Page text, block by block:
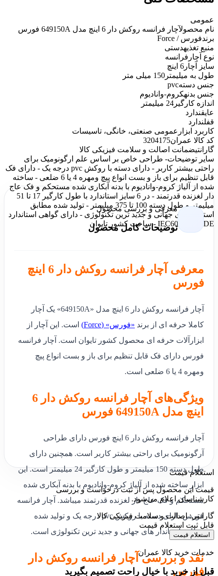
عمومی
نام محصولآچار فرانسه روکش دار 6 اینچ مدل 649150A فورس
برندفورس / Force
منبع تغذیهدستی
نوع آچار فرانسه
سایز آچار 6 اینچ
طول به میلیمتر 150 میلی متر
جنس دستهpvc
جنس بدنهکروم-وانادیوم
اندازه کارگیر 24 میلیمتر
عایقندارد
قفلندارد
کاربرد ابزار عمومی صنعتی، خانگی، تاسیسات
کد کالا عمران3204175
گارانتیضمانت اصالت و سلامت فیزیکی کالا
سایر توضیحات- طراحی خاص بر اساس علم ارگونومیک برای
راحتی بیشتر کاربر - دارای دسته با روکش pvc درجه یک - دارای فک
قابل تنظیم برای باز و بست انواع پیچ ومهره 4 یا 6 ضلعی - ساخته
شده از آلیاژ کروم-وانادیوم با بدنه آبکاری شده مستحکم و فک عاج
دار لغزنده قدرتمند - در 6 سایز استاندارد با طول کارگیر 17 تا 51
میلیمتر و طول دسته 100 تا 375 میلیمتر - تولید شده مطابق
استاندار های جهانی و جدید ترین تکنولوژی - دارای گواهی استاندارد
VDE و IEC60900 - ساخت کشور تایوان
معرفی و بررسی محصول
توضیحات کامل محصول
معرفی آچار فرانسه روکش دار 6 اینچ
فورس
آچار فرانسه روکش دار 6 اینچ مدل «649150A» یک آچار
کاملا حرفه ای از برند «فورس» (Force) است. این آچار از
ابزارآلات حرفه ای محصول کشور تایوان است. آچار فرانسه
فورس دارای فک قابل تنظیم برای باز و بست انواع پیچ
ومهره 4 یا 6 ضلعی است.
ویژگی‌های آچار فرانسه روکش دار 6
اینچ مدل 649150A فورس
آچار فرانسه روکش دار 6 اینچ فورس دارای طراحی
آرگونومیک برای راحتی بیشتر کاربر است. همچنین دارای
طول دسته 150 میلیمتر و طول کارگیر 24 میلیمتر است. این
ابزار ساخته شده از آلیاژ کروم-وانادیوم با بدنه آبکاری شده
مستحکم و فک عاج دار لغزنده قدرتمند میباشد. آچار فرانسه
فورس دارای دسته با روکش pvc درجه یک و تولید شده
مطابق استاندار های جهانی و جدید ترین تکنولوژی است.
نقد و بررسی آچار فرانسه روکش دار
فورس
استعلام قیمت
قیمت این محصول پس از ثبت درخواست و بررسی
کارشناسان اعلام می‌شود.
گارانتی: اصالت و سلامت فیزیکی کالا
قابل ثبت استعلام قیمت
استعلام قیمت
خدمات خرید کالا عمران
قبل از خرید با خیال راحت تصمیم بگیرید